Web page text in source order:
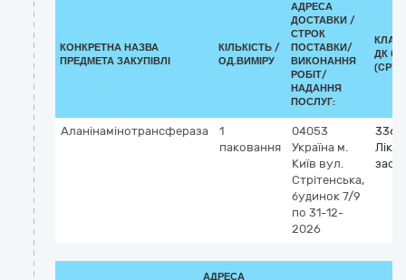
КОНКРЕТНА НАЗВА
ПРЕДМЕТА ЗАКУПІВЛІ
КІЛЬКІСТЬ /
ОД.ВИМІРУ
АДРЕСА
ДОСТАВКИ /
СТРОК
ПОСТАВКИ/
ВИКОНАННЯ
РОБІТ/
НАДАННЯ
ПОСЛУГ:
ДК
(CPV)
Аланінамінотрансфераза
1
паковання
04053
Україна м.
Київ вул.
Стрітенська,
будинок 7/9
по 31-12-
2026
АДРЕСА